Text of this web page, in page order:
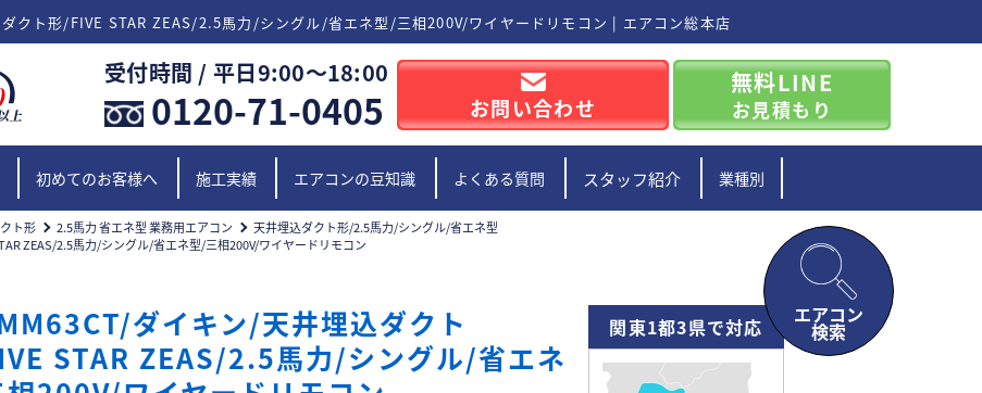
クト形/FIVE STAR ZEAS/2.5馬力/シングル/省エネ型/三相200V/ワイヤードリモコン | エアコン総本店
受付時間 / 平日9:00〜18:00
0120-71-0405 お問い合わせ
無料LINE
お見積もり
初めてのお客様へ 施工実績 エアコンの豆知識 よくある質問 スタッフ紹介 業種別
エアコン
検索
ト形 2.5馬力 省エネ型 業務用エアコン
天井埋込ダクト形/2.5馬力/シングル/省エネ型
ZEAS/2.5馬力/シングル/省エネ型/三相200V/ワイヤードリモコン
ダイキン/天井埋込ダクト
STAR ZEAS/2.5馬力/シングル/省エネ
関東1都3県で対応